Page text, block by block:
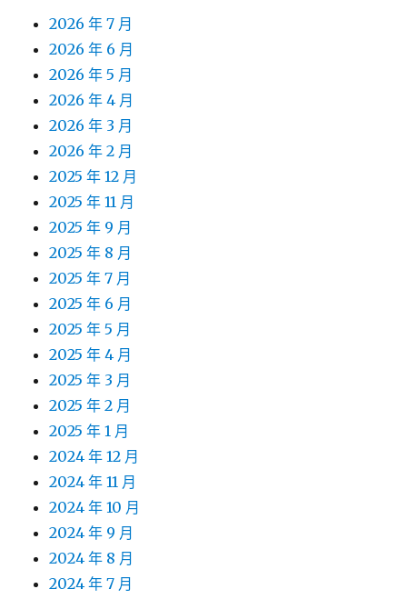
2026 年 7 月
2026 年 6 月
2026 年 5 月
2026 年 4 月
2026 年 3 月
2026 年 2 月
2025 年 12 月
2025 年 11 月
2025 年 9 月
2025 年 8 月
2025 年 7 月
2025 年 6 月
2025 年 5 月
2025 年 4 月
2025 年 3 月
2025 年 2 月
2025 年 1 月
2024 年 12 月
2024 年 11 月
2024 年 10 月
2024 年 9 月
2024 年 8 月
2024 年 7 月